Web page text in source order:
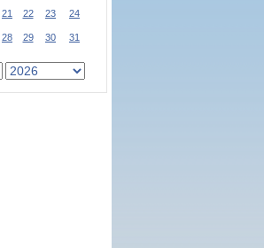
21 22 23 24
28 29 30 31